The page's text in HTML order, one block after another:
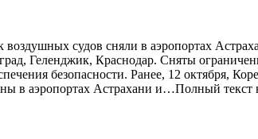
судов сняли в аэропортах
Геленджик, Краснодар. Сняты
безопасности. Ранее, 12 октября,
в аэропортах Астрахани и…Полный